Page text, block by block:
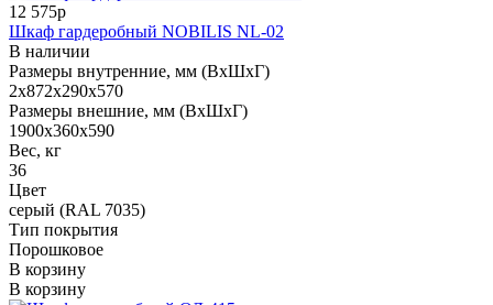
12 575р
Шкаф гардеробный NOBILIS NL-02
В наличии
Размеры внутренние, мм (ВхШхГ)
2х872x290x570
Размеры внешние, мм (ВхШхГ)
1900x360x590
Вес, кг
36
Цвет
серый (RAL 7035)
Тип покрытия
Порошковое
В корзину
В корзину